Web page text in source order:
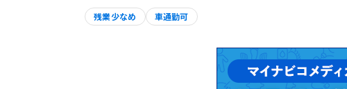
残業少なめ 車通勤可